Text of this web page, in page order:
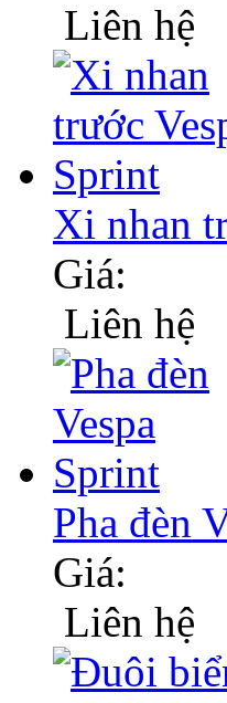
Liên hệ
Xi nhan
Giá:
Liên hệ
Pha đèn
Giá:
Liên hệ